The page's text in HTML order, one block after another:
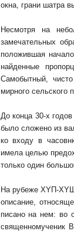
окна, грани шатра
Несмотря на
замечательных
положившая
найденные
Самобытный,
мирного сельского
До конца 30-х
было сложено из
ко входу в
имела целью
только один
На рубеже ХYП-ХYШ
описание,
писано на нем: во
священномученик